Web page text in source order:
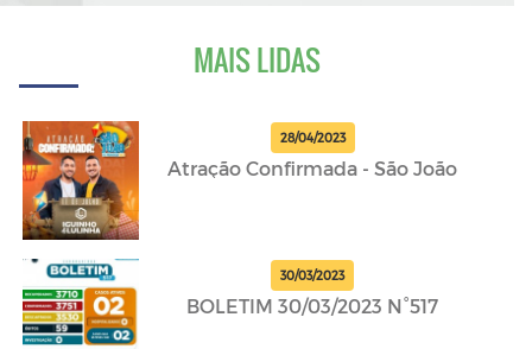
MAIS LIDAS
28/04/2023
Atração Confirmada - São João
30/03/2023
BOLETIM 30/03/2023 N°517